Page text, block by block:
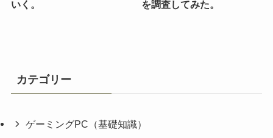
いく。
を調査してみた。
カテゴリー
ゲーミングPC（基礎知識）